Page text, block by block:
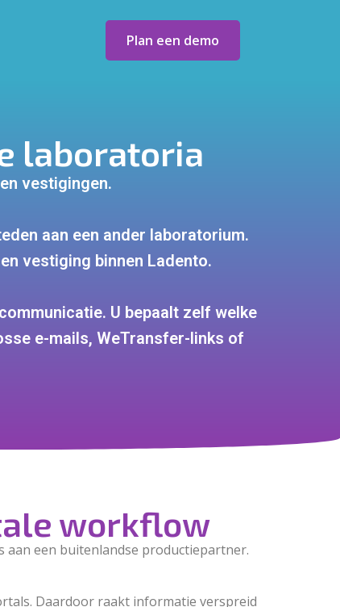
Plan een demo
laboratoria
vestigingen.
aan een ander laboratorium.
vestiging binnen Ladento.
U bepaalt zelf welke
e-mails, WeTransfer-links of
workflow
aan een buitenlandse productiepartner.
Daardoor raakt informatie verspreid